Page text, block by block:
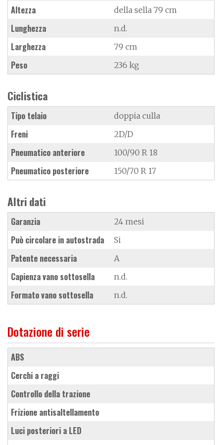
Altezza della sella 79 cm
Lunghezza n.d.
Larghezza 79 cm
Peso 236 kg
Ciclistica
Tipo telaio doppia culla
Freni 2D/D
Pneumatico anteriore 100/90 R 18
Pneumatico posteriore 150/70 R 17
Altri dati
Garanzia 24 mesi
Può circolare in autostrada Si
Patente necessaria A
Capienza vano sottosella n.d.
Formato vano sottosella n.d.
Dotazione di serie
ABS
cerchi a raggi
controllo della trazione
frizione antisaltellamento
luci posteriori a LED